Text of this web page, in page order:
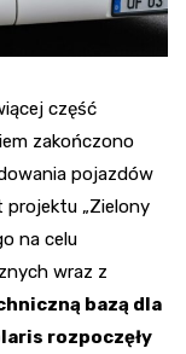
część
zakończono
pojazdów
„Zielony
na celu
wraz z
bazą dla
rozpoczęły